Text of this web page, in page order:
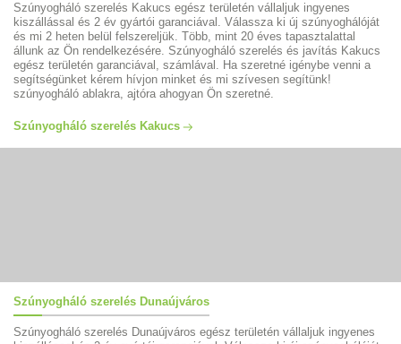
Szúnyogháló szerelés Kakucs egész területén vállaljuk ingyenes
kiszállással és 2 év gyártói garanciával. Válassza ki új szúnyoghálóját
és mi 2 heten belül felszereljük. Több, mint 20 éves tapasztalattal
állunk az Ön rendelkezésére. Szúnyogháló szerelés és javítás Kakucs
egész területén garanciával, számlával. Ha szeretné igénybe venni a
segítségünket kérem hívjon minket és mi szívesen segítünk!
szúnyogháló ablakra, ajtóra ahogyan Ön szeretné.
Szúnyogháló szerelés Kakucs
Szúnyogháló szerelés Dunaújváros
Szúnyogháló szerelés Dunaújváros egész területén vállaljuk ingyenes